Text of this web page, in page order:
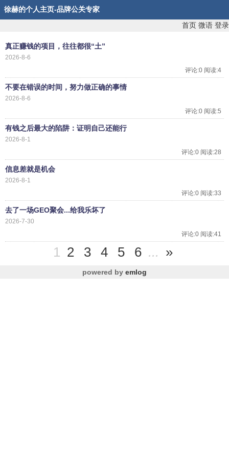
徐赫的个人主页-品牌公关专家
首页 微语 登录
真正赚钱的项目，往往都很“土”
2026-8-6
评论:0 阅读:4
不要在错误的时间，努力做正确的事情
2026-8-6
评论:0 阅读:5
有钱之后最大的陷阱：证明自己还能行
2026-8-1
评论:0 阅读:28
信息差就是机会
2026-8-1
评论:0 阅读:33
去了一场GEO聚会...给我乐坏了
2026-7-30
评论:0 阅读:41
1 2 3 4 5 6 ... »
powered by emlog